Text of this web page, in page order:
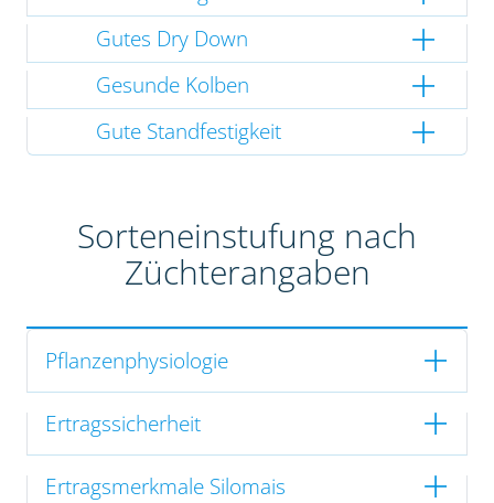
Gutes Dry Down
Gesunde Kolben
Gute Standfestigkeit
Sorteneinstufung nach
Züchterangaben
Pflanzenphysiologie
Ertragssicherheit
Ertragsmerkmale Silomais